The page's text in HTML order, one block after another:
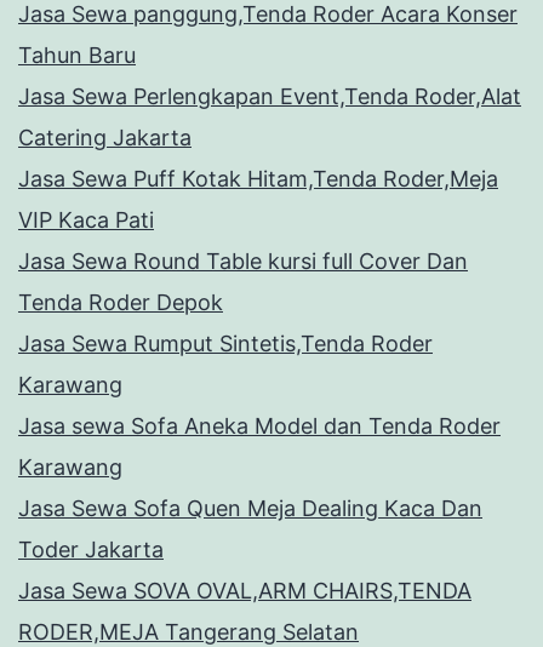
Jasa Sewa panggung,Tenda Roder Acara Konser
Tahun Baru
Jasa Sewa Perlengkapan Event,Tenda Roder,Alat
Catering Jakarta
Jasa Sewa Puff Kotak Hitam,Tenda Roder,Meja
VIP Kaca Pati
Jasa Sewa Round Table kursi full Cover Dan
Tenda Roder Depok
Jasa Sewa Rumput Sintetis,Tenda Roder
Karawang
Jasa sewa Sofa Aneka Model dan Tenda Roder
Karawang
Jasa Sewa Sofa Quen Meja Dealing Kaca Dan
Toder Jakarta
Jasa Sewa SOVA OVAL,ARM CHAIRS,TENDA
RODER,MEJA Tangerang Selatan